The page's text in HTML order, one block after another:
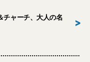
チャーチ、大人の名
>